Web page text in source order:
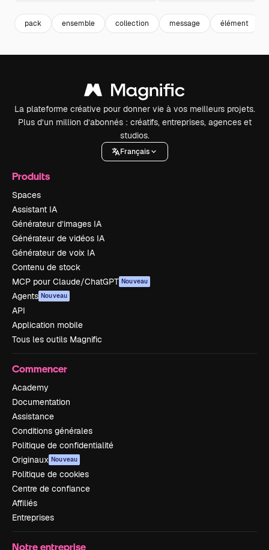
pack ensemble collection message élément
La plateforme créative pour donner vie à vos meilleurs projets.
Plus d’un million d’abonnés : créatifs, entreprises, agences et
studios.
Français
Produits
Spaces
Assistant IA
Générateur d’images IA
Générateur de vidéos IA
Générateur de voix IA
Contenu de stock
MCP pour Claude/ChatGPT Nouveau
Agents Nouveau
API
Application mobile
Tous les outils Magnific
Commencer
Academy
Documentation
Assistance
Conditions générales
Politique de confidentialité
Originaux Nouveau
Politique de cookies
Centre de confiance
Affiliés
Entreprises
Notre entreprise